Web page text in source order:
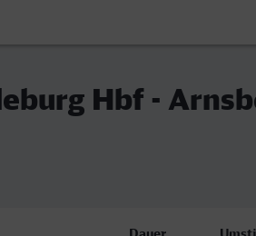
Hbf -
Dauer